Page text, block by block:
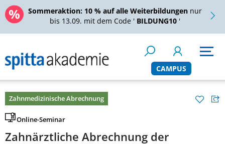
Sommeraktion: 10 % auf alle Weiterbildungen nur
bis 13.09. mit dem Code ' BILDUNG10 '
CAMPUS
Zahnmedizinische Abrechnung
Online-Seminar
Zahnärztliche Abrechnung der